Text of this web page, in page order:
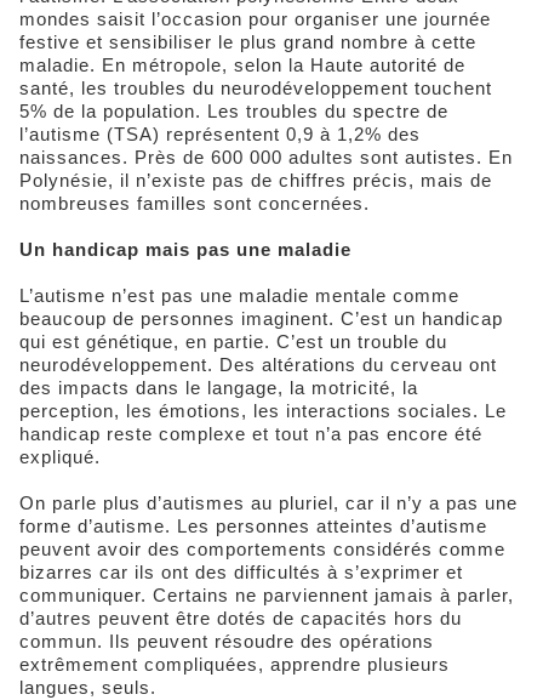
mondes saisit l’occasion pour organiser une journée
festive et sensibiliser le plus grand nombre à cette
maladie. En métropole, selon la Haute autorité de
santé, les troubles du neurodéveloppement touchent
5% de la population. Les troubles du spectre de
l’autisme (TSA) représentent 0,9 à 1,2% des
naissances. Près de 600 000 adultes sont autistes. En
Polynésie, il n’existe pas de chiffres précis, mais de
nombreuses familles sont concernées.
Un handicap mais pas une maladie
L’autisme n’est pas une maladie mentale comme
beaucoup de personnes imaginent. C’est un handicap
qui est génétique, en partie. C’est un trouble du
neurodéveloppement. Des altérations du cerveau ont
des impacts dans le langage, la motricité, la
perception, les émotions, les interactions sociales. Le
handicap reste complexe et tout n’a pas encore été
expliqué.
On parle plus d’autismes au pluriel, car il n’y a pas une
forme d’autisme. Les personnes atteintes d’autisme
peuvent avoir des comportements considérés comme
bizarres car ils ont des difficultés à s’exprimer et
communiquer. Certains ne parviennent jamais à parler,
d’autres peuvent être dotés de capacités hors du
commun. Ils peuvent résoudre des opérations
extrêmement compliquées, apprendre plusieurs
langues, seuls.